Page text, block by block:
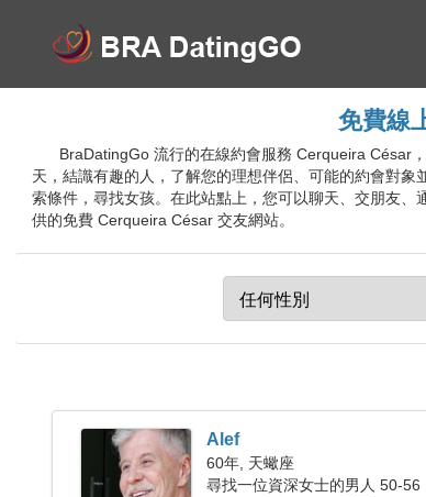
免費線
BraDatingGo 流行的在線約會服務 Cerqueira César
天，結識有趣的人，了解您的理想伴侶、可能的約會對
索條件，尋找女孩。在此站點上，您可以聊天、交朋友
供的免費 Cerqueira César 交友網站。
Alef
60年, 天蠍座
尋找一位資深女士的男人 50-56